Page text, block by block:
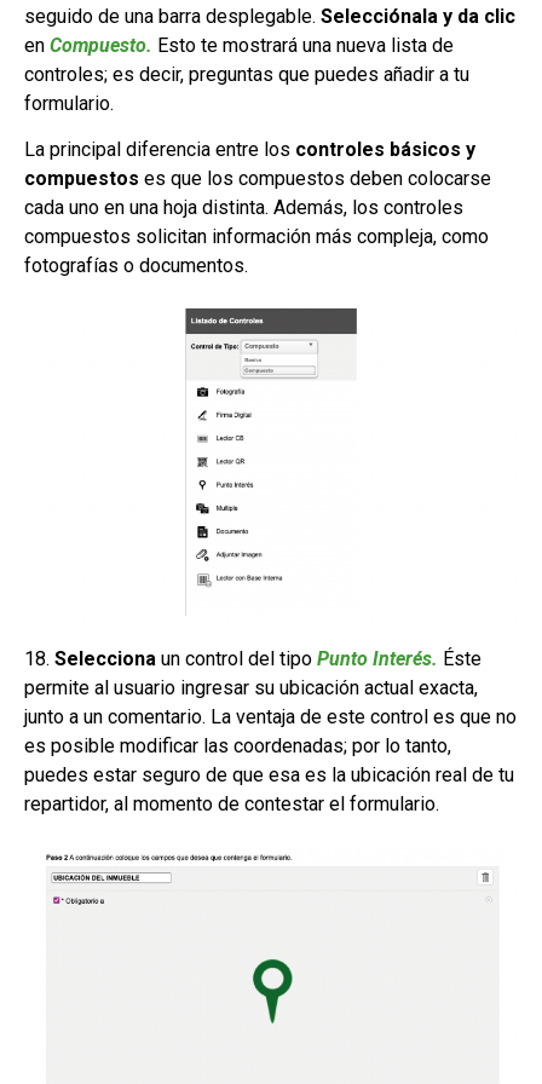
seguido de una barra desplegable. Selecciónala y da clic
en Compuesto. Esto te mostrará una nueva lista de
controles; es decir, preguntas que puedes añadir a tu
formulario.
La principal diferencia entre los controles básicos y
compuestos es que los compuestos deben colocarse
cada uno en una hoja distinta. Además, los controles
compuestos solicitan información más compleja, como
fotografías o documentos.
18. Selecciona un control del tipo Punto Interés. Éste
permite al usuario ingresar su ubicación actual exacta,
junto a un comentario. La ventaja de este control es que no
es posible modificar las coordenadas; por lo tanto,
puedes estar seguro de que esa es la ubicación real de tu
repartidor, al momento de contestar el formulario.